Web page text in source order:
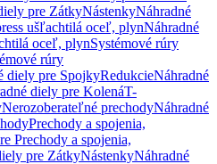
pre ZátkyNástenkyNáhradné
ušľachtilá oceľ, plynNáhradné
oceľ, plynSystémové rúry
rúry
diely pre SpojkyRedukcieNáhradné
diely pre KolenáT-
Nerozoberateľné prechodyNáhradné
Prechody a spojenia,
Prechody a spojenia,
pre ZátkyNástenkyNáhradné